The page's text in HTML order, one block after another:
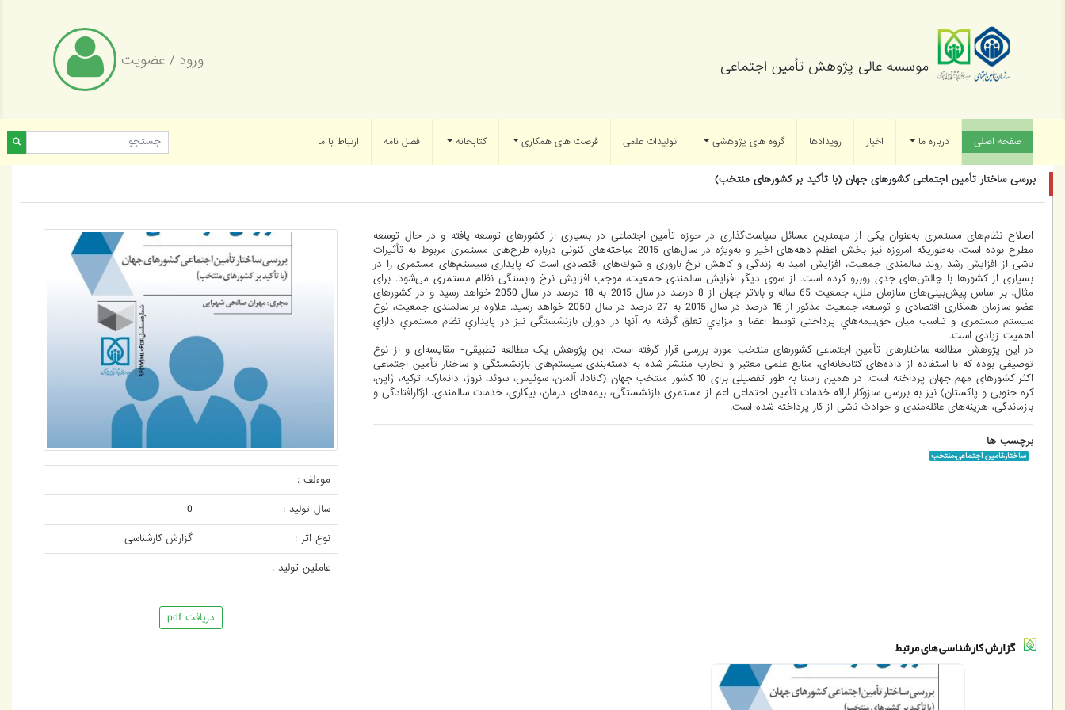
موسسه عالی پژوهش تأمین اجتماعی ورود / عضویت
صفحه اصلی درباره ما اخبار رویدادها گروه های پژوهشی تولیدات علمی فرصت های همکاری کتابخانه فصل نامه ارتباط با ما
بررسی ساختار تأمین اجتماعی کشورهای جهان (با تأکید بر کشورهای منتخب)
اصلاح نظام‌هاي مستمري به‌عنوان یکی از مهمترین مسائل سیاست‌گذاري در حوزه تأمین اجتماعی در بسیاري از کشورهاي توسعه یافته و در حال توسعه
مطرح بوده است، به‌طوریکه امروزه نیز بخش اعظم دهه‌هاي اخیر و به‌ویژه در سال‌هاي 2015 مباحثه‌هاي کنونی درباره طرح‌هاي مستمري مربوط به تأثیرات
ناشی از افزایش رشد روند سالمندي جمعیت، افزایش امید به زندگی و کاهش نرخ باروري و شوك‌هاي اقتصادي است که پایداري سیستم‌هاي مستمري را در
بسیاري از کشورها با چالش‌هاي جدي روبرو کرده است. از سوی دیگر افزایش سالمندي جمعیت، موجب افزایش نرخ وابستگی نظام مستمري می‌شود. براي
مثال، بر اساس پیش‌بینی‌هاي سازمان ملل، جمعیت 65 ساله و بالاتر جهان از 8 درصد در سال 2015 به 18 درصد در سال 2050 خواهد رسید و در کشورهاي
عضو سازمان همکاري اقتصادي و توسعه، جمعیت مذکور از 16 درصد در سال 2015 به 27 درصد در سال 2050 خواهد رسید. علاوه بر سالمندي جمعیت، نوع
سیستم مستمري و تناسب میان حق‌بیمه‌هاي پرداختی توسط اعضا و مزایاي تعلق گرفته به آنها در دوران بازنشستگی نیز در پایداري نظام مستمري داراي
اهمیت زیادي است.
در این پژوهش مطالعه ساختارهای تأمین اجتماعی کشورهای منتخب مورد بررسی قرار گرفته است. این پژوهش یک مطالعه تطبیقی- مقایسه‌ای و از نوع
توصیفی بوده که با استفاده از داده‌های کتابخانه‌ای، منابع علمی معتبر و تجارب منتشر شده به دسته‌بندی سیستم‌های بازنشستگی و ساختار تأمین اجتماعی
اکثر کشورهای مهم جهان پرداخته است. در همین راستا به طور تفصیلی برای 10 کشور منتخب جهان (کانادا، آلمان، سوئیس، سوئد، نروژ، دانمارک، ترکیه، ژاپن،
کره جنوبی و پاکستان) نیز به بررسی سازوکار ارائه خدمات تأمین اجتماعی اعم از مستمری بازنشستگی، بیمه‌های درمان، بیکاری، خدمات سالمندی، ازکارافتادگی و
بازماندگی، هزینه‌های عائله‌مندی و حوادث ناشی از کار پرداخته شده است.
برچسب ها
ساختار،تامین اجتماعی،منتخب
موءلف :
سال تولید :
0
نوع اثر :
گزارش کارشناسی
عاملین تولید :
دریافت pdf
گزارش کارشناسی های مرتبط